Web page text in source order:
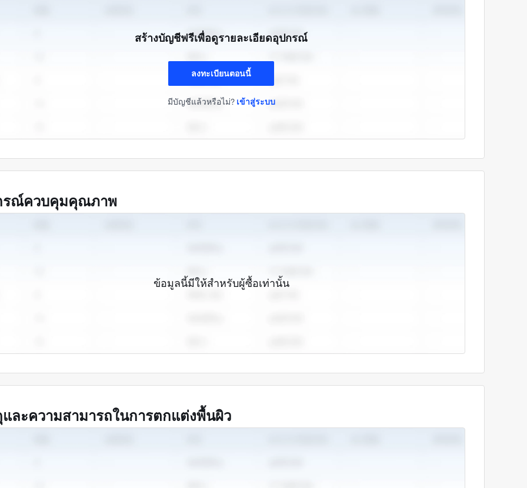
สร้างบัญชีฟรีเพื่อดูรายละเอียดอุปกรณ์
ลงทะเบียนตอนนี้
มีบัญชีแล้วหรือไม่? เข้าสู่ระบบ
รณ์ควบคุมคุณภาพ
ข้อมูลนี้มีให้สำหรับผู้ซื้อเท่านั้น
ละความสามารถในการตกแต่งพื้นผิว